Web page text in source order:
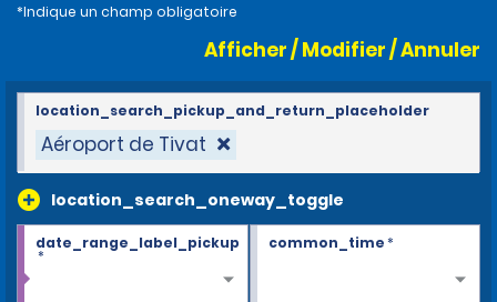
*Indique un champ obligatoire
Afficher / Modifier / Annuler
Aéroport de Tivat
location_search_oneway_toggle
location_search_pickup_and_return_placeholder
date_range_label_pickup
*
common_time*